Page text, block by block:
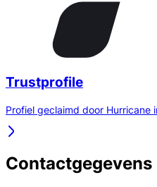
Trustprofile
Profiel geclaimd door Hurricane
Contactgegevens